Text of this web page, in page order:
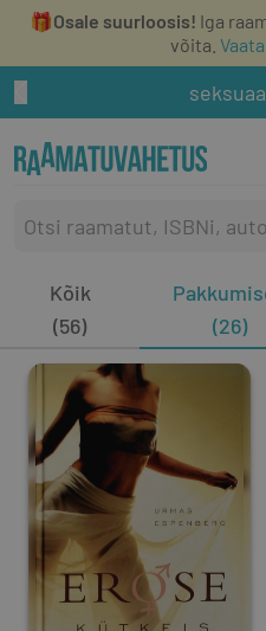
🎁Osale suurloosis! Iga
võita.
Kõik
(56)
(26)